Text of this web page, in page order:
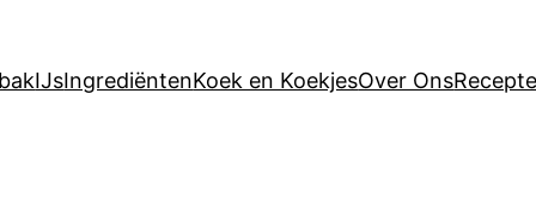
IJsIngrediëntenKoek en KoekjesOver Ons